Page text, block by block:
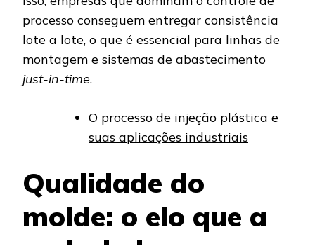
processo conseguem entregar consistência
lote a lote, o que é essencial para linhas de
montagem e sistemas de abastecimento
just-in-time.
O processo de injeção plástica e
suas aplicações industriais
Qualidade do
molde: o elo que a